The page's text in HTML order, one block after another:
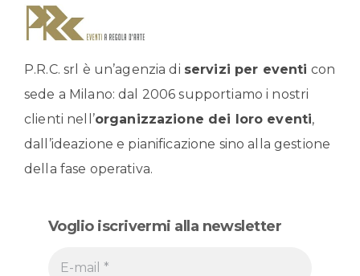
P.R.C. srl è un’agenzia di servizi per eventi con
sede a Milano: dal 2006 supportiamo i nostri
clienti nell’organizzazione dei loro eventi,
dall’ideazione e pianificazione sino alla gestione
della fase operativa.
Voglio iscrivermi alla newsletter